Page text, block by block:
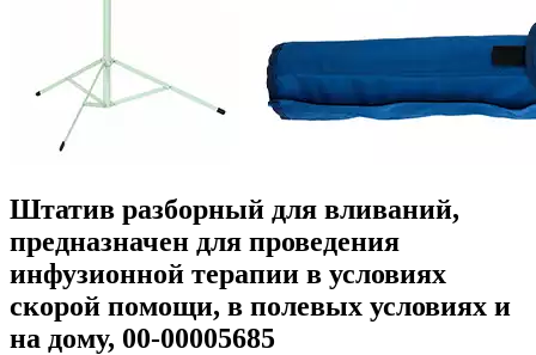
Штатив разборный для вливаний,
предназначен для проведения
инфузионной терапии в условиях
скорой помощи, в полевых условиях и
на дому, 00-00005685